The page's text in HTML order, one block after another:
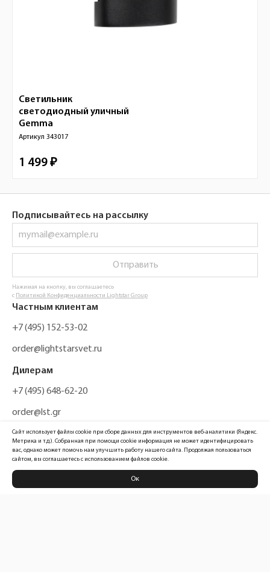
Светильник
светодиодный уличный
Gemma
Артикул 343017
1 499 ₽
Подписывайтесь на рассылку
Отправить
Нажимая на кнопку, вы соглашаетесь
с Политикой Конфиденциальности Lightstar Group
Частным клиентам
+7 (495) 152-53-02
order@lightstarsvet.ru
Дилерам
+7 (495) 648-62-20
order@lst.gr
Политика конфиденциальности
Сайт использует файлы cookie при сборе данных для инструментов веб-аналитики (Яндекс.
Метрика и т.д.). Собранная при помощи cookie информация не может идентифицировать
вас, однако может помочь нам улучшить работу нашего сайта. Продолжая пользоваться
сайтом, вы соглашаетесь с использованием файлов cookie.
Ок